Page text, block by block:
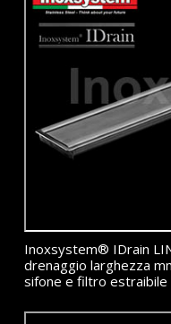
Inoxsystem® IDrain
drenaggio larghezza
sifone e filtro estraibile